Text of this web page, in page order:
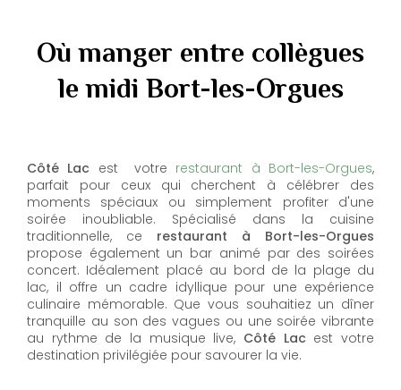
Où manger entre collègues
le midi Bort-les-Orgues
Côté Lac est votre restaurant à Bort-les-Orgues,
parfait pour ceux qui cherchent à célébrer des
moments spéciaux ou simplement profiter d'une
soirée inoubliable. Spécialisé dans la cuisine
traditionnelle, ce restaurant à Bort-les-Orgues
propose également un bar animé par des soirées
concert. Idéalement placé au bord de la plage du
lac, il offre un cadre idyllique pour une expérience
culinaire mémorable. Que vous souhaitiez un dîner
tranquille au son des vagues ou une soirée vibrante
au rythme de la musique live, Côté Lac est votre
destination privilégiée pour savourer la vie.